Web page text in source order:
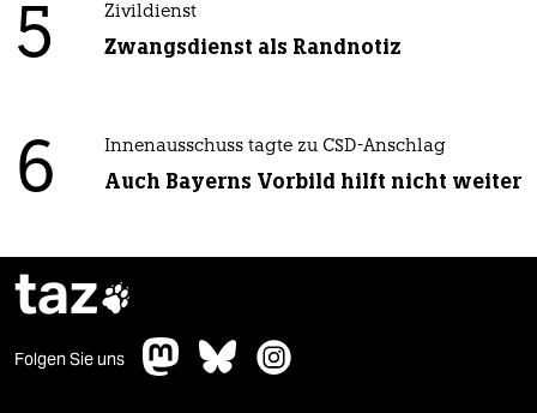
5 Zivildienst
Zwangsdienst als Randnotiz
6 Innenausschuss tagte zu CSD-Anschlag
Auch Bayerns Vorbild hilft nicht weiter
taz
Folgen Sie uns